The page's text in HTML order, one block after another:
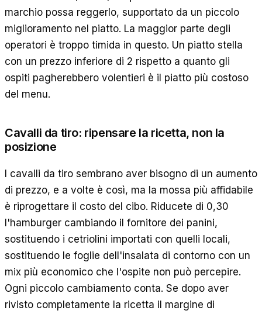
marchio possa reggerlo, supportato da un piccolo
miglioramento nel piatto. La maggior parte degli
operatori è troppo timida in questo. Un piatto stella
con un prezzo inferiore di 2 rispetto a quanto gli
ospiti pagherebbero volentieri è il piatto più costoso
del menu.
Cavalli da tiro: ripensare la ricetta, non la
posizione
I cavalli da tiro sembrano aver bisogno di un aumento
di prezzo, e a volte è così, ma la mossa più affidabile
è riprogettare il costo del cibo. Riducete di 0,30
l'hamburger cambiando il fornitore dei panini,
sostituendo i cetriolini importati con quelli locali,
sostituendo le foglie dell'insalata di contorno con un
mix più economico che l'ospite non può percepire.
Ogni piccolo cambiamento conta. Se dopo aver
rivisto completamente la ricetta il margine di